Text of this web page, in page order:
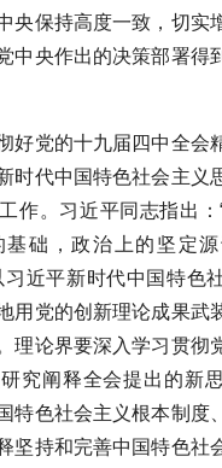
央保持高度一致，切实
中央作出的决策部署得
党的十九届四中全会
时代中国特色社会主义
作。习近平同志指出
基础，政治上的坚定
习近平新时代中国特色
用党的创新理论成果武
理论界要深入学习贯彻
究阐释全会提出的新
特色社会主义根本制度
坚持和完善中国特色社